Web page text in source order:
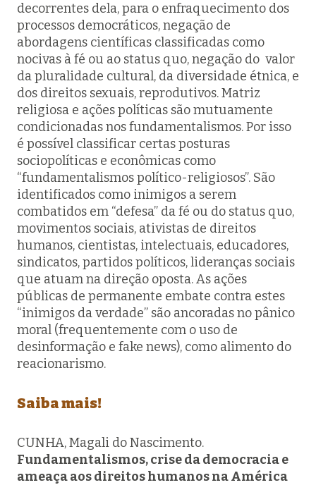
decorrentes dela, para o enfraquecimento dos
processos democráticos, negação de
abordagens científicas classificadas como
nocivas à fé ou ao status quo, negação do valor
da pluralidade cultural, da diversidade étnica, e
dos direitos sexuais, reprodutivos. Matriz
religiosa e ações políticas são mutuamente
condicionadas nos fundamentalismos. Por isso
é possível classificar certas posturas
sociopolíticas e econômicas como
“fundamentalismos político-religiosos”. São
identificados como inimigos a serem
combatidos em “defesa” da fé ou do status quo,
movimentos sociais, ativistas de direitos
humanos, cientistas, intelectuais, educadores,
sindicatos, partidos políticos, lideranças sociais
que atuam na direção oposta. As ações
públicas de permanente embate contra estes
“inimigos da verdade” são ancoradas no pânico
moral (frequentemente com o uso de
desinformação e fake news), como alimento do
reacionarismo.
Saiba mais!
CUNHA, Magali do Nascimento.
Fundamentalismos, crise da democracia e
ameaça aos direitos humanos na América